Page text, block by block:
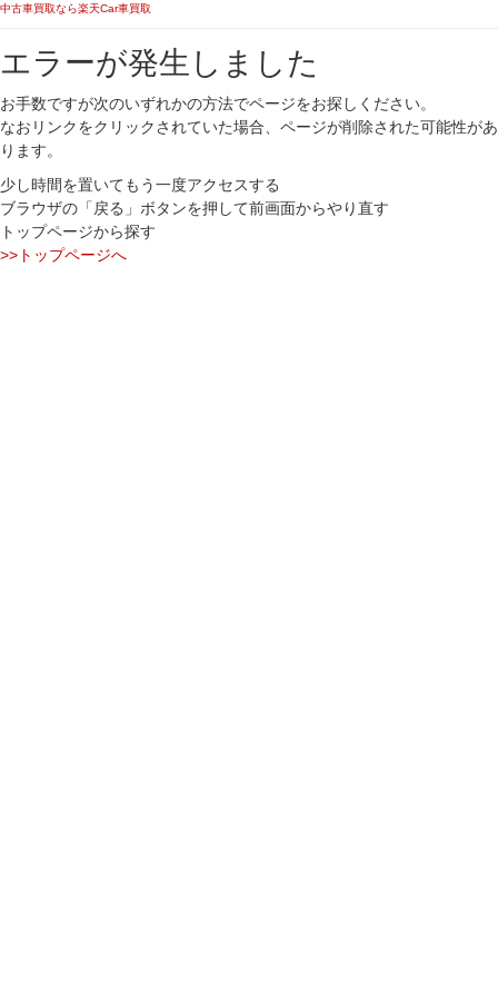
中古車買取なら楽天Car車買取
エラーが発生しました
お手数ですが次のいずれかの方法でページをお探しください。
なおリンクをクリックされていた場合、ページが削除された可能性があ
ります。
少し時間を置いてもう一度アクセスする
ブラウザの「戻る」ボタンを押して前画面からやり直す
トップページから探す
>>トップページへ